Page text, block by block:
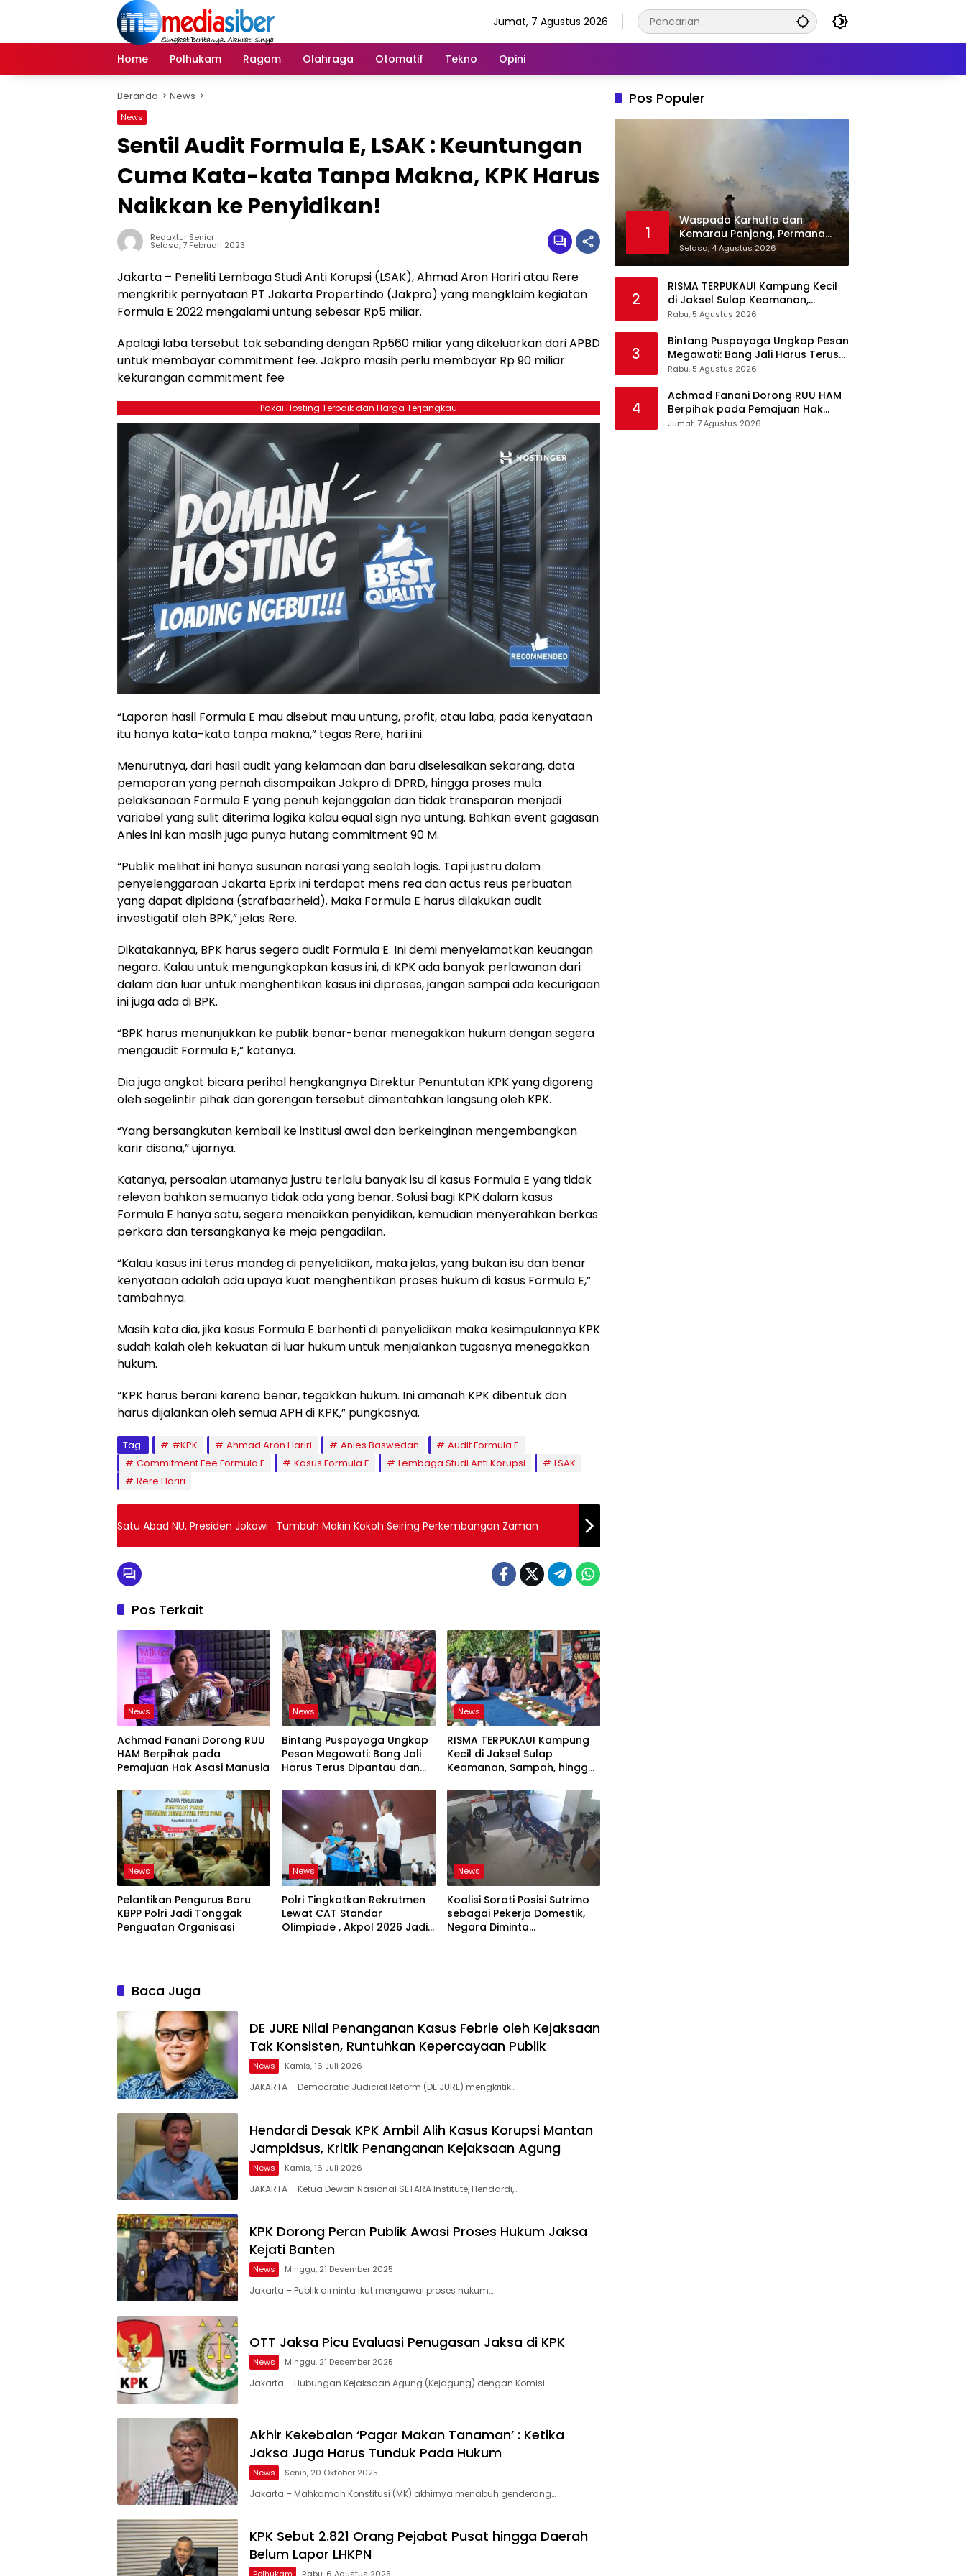
Jumat, 7 Agustus 2026
Home Polhukam Ragam Olahraga Otomatif Tekno Opini
Beranda News
News
Sentil Audit Formula E, LSAK : Keuntungan
Cuma Kata-kata Tanpa Makna, KPK Harus
Naikkan ke Penyidikan!
Redaktur Senior
Selasa, 7 Februari 2023
Jakarta – Peneliti Lembaga Studi Anti Korupsi (LSAK), Ahmad Aron Hariri atau Rere
mengkritik pernyataan PT Jakarta Propertindo (Jakpro) yang mengklaim kegiatan
Formula E 2022 mengalami untung sebesar Rp5 miliar.
Apalagi laba tersebut tak sebanding dengan Rp560 miliar yang dikeluarkan dari APBD
untuk membayar commitment fee. Jakpro masih perlu membayar Rp 90 miliar
kekurangan commitment fee
Pakai Hosting Terbaik dan Harga Terjangkau
“Laporan hasil Formula E mau disebut mau untung, profit, atau laba, pada kenyataan
itu hanya kata-kata tanpa makna,” tegas Rere, hari ini.
Menurutnya, dari hasil audit yang kelamaan dan baru diselesaikan sekarang, data
pemaparan yang pernah disampaikan Jakpro di DPRD, hingga proses mula
pelaksanaan Formula E yang penuh kejanggalan dan tidak transparan menjadi
variabel yang sulit diterima logika kalau equal sign nya untung. Bahkan event gagasan
Anies ini kan masih juga punya hutang commitment 90 M.
“Publik melihat ini hanya susunan narasi yang seolah logis. Tapi justru dalam
penyelenggaraan Jakarta Eprix ini terdapat mens rea dan actus reus perbuatan
yang dapat dipidana (strafbaarheid). Maka Formula E harus dilakukan audit
investigatif oleh BPK,” jelas Rere.
Dikatakannya, BPK harus segera audit Formula E. Ini demi menyelamatkan keuangan
negara. Kalau untuk mengungkapkan kasus ini, di KPK ada banyak perlawanan dari
dalam dan luar untuk menghentikan kasus ini diproses, jangan sampai ada kecurigaan
ini juga ada di BPK.
“BPK harus menunjukkan ke publik benar-benar menegakkan hukum dengan segera
mengaudit Formula E,” katanya.
Dia juga angkat bicara perihal hengkangnya Direktur Penuntutan KPK yang digoreng
oleh segelintir pihak dan gorengan tersebut dimentahkan langsung oleh KPK.
“Yang bersangkutan kembali ke institusi awal dan berkeinginan mengembangkan
karir disana,” ujarnya.
Katanya, persoalan utamanya justru terlalu banyak isu di kasus Formula E yang tidak
relevan bahkan semuanya tidak ada yang benar. Solusi bagi KPK dalam kasus
Formula E hanya satu, segera menaikkan penyidikan, kemudian menyerahkan berkas
perkara dan tersangkanya ke meja pengadilan.
“Kalau kasus ini terus mandeg di penyelidikan, maka jelas, yang bukan isu dan benar
kenyataan adalah ada upaya kuat menghentikan proses hukum di kasus Formula E,”
tambahnya.
Masih kata dia, jika kasus Formula E berhenti di penyelidikan maka kesimpulannya KPK
sudah kalah oleh kekuatan di luar hukum untuk menjalankan tugasnya menegakkan
hukum.
“KPK harus berani karena benar, tegakkan hukum. Ini amanah KPK dibentuk dan
harus dijalankan oleh semua APH di KPK,” pungkasnya.
Tag: #KPK Ahmad Aron Hariri Anies Baswedan
Audit Formula E
Commitment Fee Formula E
Kasus Formula E Lembaga Studi Anti Korupsi
LSAK
Rere Hariri
Satu Abad NU, Presiden Jokowi : Tumbuh Makin Kokoh Seiring Perkembangan Zaman
Pos Terkait
News
Achmad Fanani Dorong RUU
HAM Berpihak pada
Pemajuan Hak Asasi Manusia
News
Bintang Puspayoga Ungkap
Pesan Megawati: Bang Jali
Harus Terus Dipantau dan
News
RISMA TERPUKAU! Kampung
Kecil di Jaksel Sulap
Keamanan, Sampah, hingga
Sistem
News
Pelantikan Pengurus Baru
KBPP Polri Jadi Tonggak
Penguatan Organisasi
News
Polri Tingkatkan Rekrutmen
Lewat CAT Standar
Olimpiade , Akpol 2026 Jadi
News
Koalisi Soroti Posisi Sutrimo
sebagai Pekerja Domestik,
Negara Diminta
Baca Juga
DE JURE Nilai Penanganan Kasus Febrie oleh Kejaksaan
Tak Konsisten, Runtuhkan Kepercayaan Publik
News Kamis, 16 Juli 2026
JAKARTA – Democratic Judicial Reform (DE JURE) mengkritik…
Hendardi Desak KPK Ambil Alih Kasus Korupsi Mantan
Jampidsus, Kritik Penanganan Kejaksaan Agung
News Kamis, 16 Juli 2026
JAKARTA – Ketua Dewan Nasional SETARA Institute, Hendardi,…
KPK Dorong Peran Publik Awasi Proses Hukum Jaksa
Kejati Banten
News Minggu, 21 Desember 2025
Jakarta – Publik diminta ikut mengawal proses hukum…
OTT Jaksa Picu Evaluasi Penugasan Jaksa di KPK
News Minggu, 21 Desember 2025
Jakarta – Hubungan Kejaksaan Agung (Kejagung) dengan Komisi…
Akhir Kekebalan ‘Pagar Makan Tanaman’ : Ketika
Jaksa Juga Harus Tunduk Pada Hukum
News Senin, 20 Oktober 2025
Jakarta – Mahkamah Konstitusi (MK) akhirnya menabuh genderang…
KPK Sebut 2.821 Orang Pejabat Pusat hingga Daerah
Belum Lapor LHKPN
Pos Populer
1
Waspada Karhutla dan
Kemarau Panjang, Permana
Irmansyah Tekankan Mitigasi
Berbasis Komunitas
Selasa, 4 Agustus 2026
2
RISMA TERPUKAU! Kampung Kecil
di Jaksel Sulap Keamanan,
Sampah, hingga Ketahanan
Rabu, 5 Agustus 2026
3
Bintang Puspayoga Ungkap Pesan
Megawati: Bang Jali Harus Terus
Dipantau dan Dikembangkan
Rabu, 5 Agustus 2026
4
Achmad Fanani Dorong RUU HAM
Berpihak pada Pemajuan Hak
Asasi Manusia
Jumat, 7 Agustus 2026